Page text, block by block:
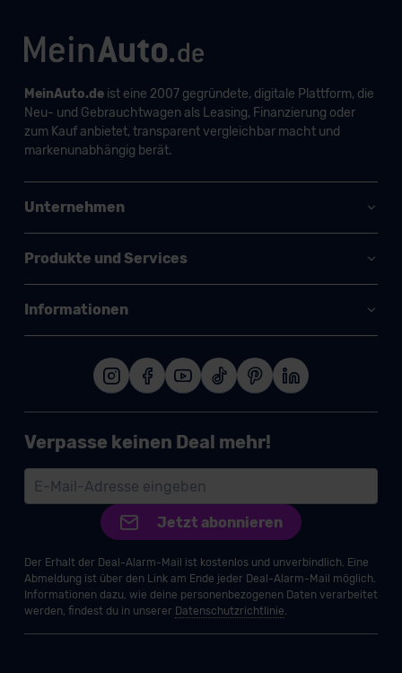
MeinAuto.deist eine 2007 gegründete, digitale Plattform, die
Neu- und Gebrauchtwagen als Leasing, Finanzierung oder
zum Kauf anbietet, transparent vergleichbar macht und
markenunabhängig berät.
Unternehmen
Produkte und Services
Informationen
Verpasse keinen Deal mehr!
Jetzt abonnieren
Der Erhalt der Deal-Alarm-Mail ist kostenlos und unverbindlich. Eine
Abmeldung ist über den Link am Ende jeder Deal-Alarm-Mail möglich.
Informationen dazu, wie deine personenbezogenen Daten verarbeitet
werden, findest du in unserer Datenschutzrichtlinie.